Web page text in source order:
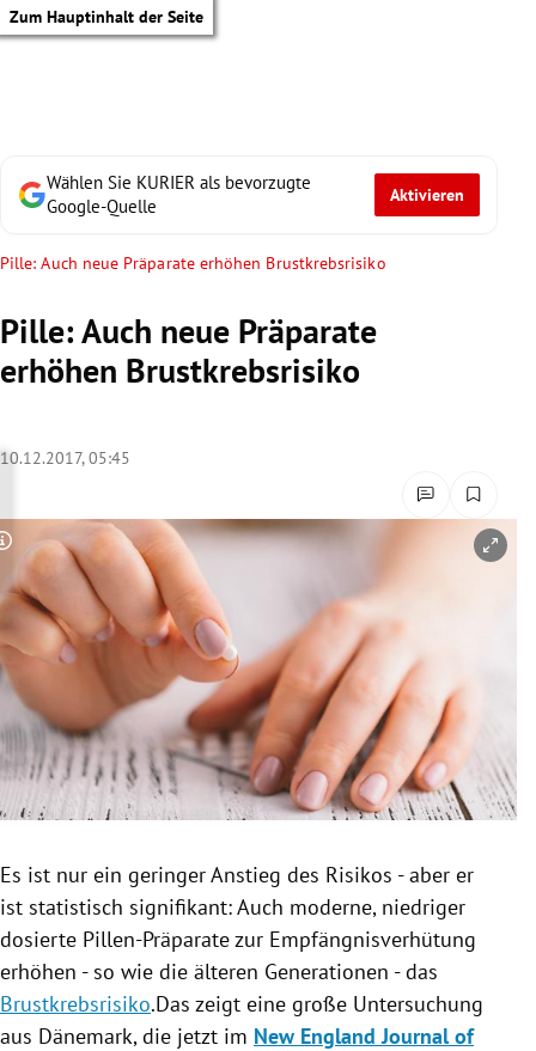
Zum Hauptinhalt der Seite
Untermenü
Untermenü
Untermenü
Untermenü
Untermenü
Untermenü
Untermenü
Untermenü
Wählen Sie KURIER als bevorzugte
Google-Quelle
Aktivieren
Pille: Auch neue Präparate erhöhen Brustkrebsrisiko
Pille: Auch neue Präparate
erhöhen Brustkrebsrisiko
10.12.2017, 05:45
Copyright-Hinweis öffnen/schließen
Es ist nur ein geringer Anstieg des Risikos - aber er
ist statistisch signifikant: Auch moderne, niedriger
dosierte Pillen-Präparate zur Empfängnisverhütung
erhöhen - so wie die älteren Generationen - das
Brustkrebsrisiko.Das zeigt eine große Untersuchung
aus Dänemark, die jetzt im New England Journal of